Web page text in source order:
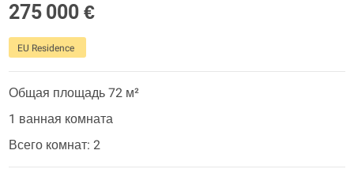
275 000 €
EU Residence
Общая площадь 72 м²
1 ванная комната
Всего комнат: 2